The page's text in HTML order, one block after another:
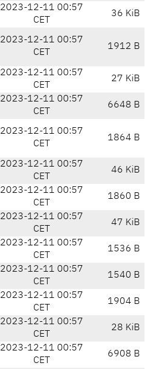
2023-12-11 00:57
CET
36 KiB
2023-12-11 00:57
CET
1912 B
2023-12-11 00:57
CET
27 KiB
2023-12-11 00:57
CET
6648 B
2023-12-11 00:57
CET
1864 B
2023-12-11 00:57
CET
46 KiB
2023-12-11 00:57
CET
1860 B
2023-12-11 00:57
CET
47 KiB
2023-12-11 00:57
CET
1536 B
2023-12-11 00:57
CET
1540 B
2023-12-11 00:57
CET
1904 B
2023-12-11 00:57
CET
28 KiB
2023-12-11 00:57
CET
6908 B